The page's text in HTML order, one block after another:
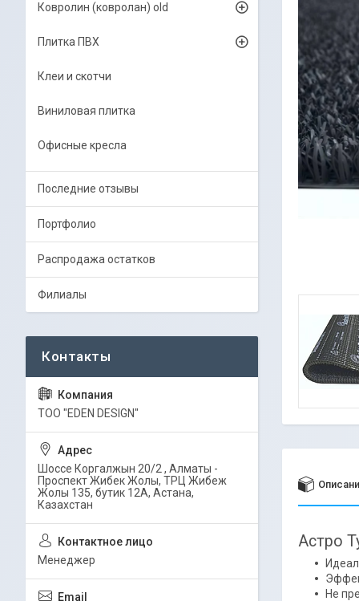
Астро
Не
Ковролин (ковролан) old
Плитка ПВХ
Клеи и скотчи
Виниловая плитка
Офисные кресла
Последние отзывы
Портфолио
Распродажа остатков
Филиалы
ТОО "EDEN DESIGN"
Шоссе Коргалжын 20/2 , Алматы -
Проспект Жибек Жолы, ТРЦ Жибеж
Жолы 135, бутик 12А, Астана,
Казахстан
Менеджер